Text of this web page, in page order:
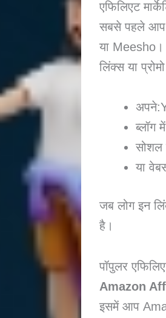
एफिलिएट
सबसे पहले आप
या
लिंक्स या
ब्लॉग में
सोशल
या
जब लोग इन
है।
पॉपुलर
Amazon
इसमें आप